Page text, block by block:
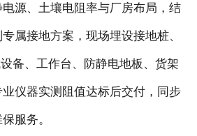
源、土壤电阻率与厂房布局，结
属接地方案，现场埋设接地桩、
备、工作台、防静电地板、货架
仪器实测阻值达标后交付，同步
服务。